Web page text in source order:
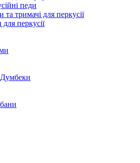
педи
та тримачі для перкусії
перкусії